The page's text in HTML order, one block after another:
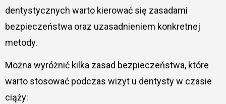
dentystycznych warto kierować się zasadami
bezpieczeństwa oraz uzasadnieniem konkretnej
metody.
Można wyróżnić kilka zasad bezpieczeństwa, które
warto stosować podczas wizyt u dentysty w czasie
ciąży: